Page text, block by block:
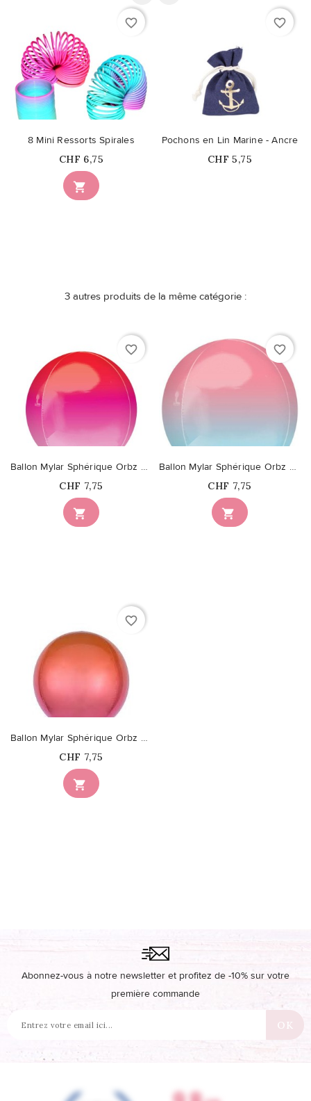
favorite_border

8 Mini Ressorts Spirales
Prix
CHF 6,75
favorite_border
Pochons en Lin Marine - Ancre
Prix
CHF 5,75
3 autres produits de la même catégorie :
favorite_border

Ballon Mylar Sphérique Orbz Ombré Rouge & Rose
Prix
CHF 7,75
favorite_border

Ballon Mylar Sphérique Orbz Ombré Rose & Bleu
Prix
CHF 7,75
favorite_border

Ballon Mylar Sphérique Orbz Ombré Rouge & Orange
Prix
CHF 7,75
Abonnez-vous à notre newsletter et profitez de -10% sur votre
première commande